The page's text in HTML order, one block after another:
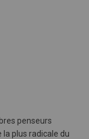
penseurs
plus radicale du